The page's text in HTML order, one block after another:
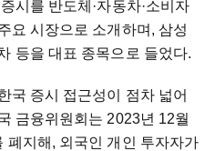
시를 반도체·자동차·소비자
요 시장으로 소개하며, 삼성
등을 대표 종목으로 들었다.
국 증시 접근성이 점차 넓어
금융위원회는 2023년 12월
폐지해, 외국인 개인 투자자가